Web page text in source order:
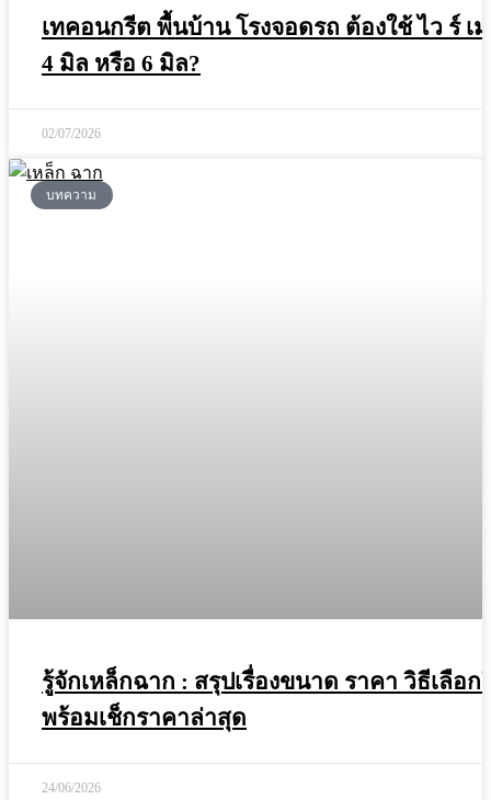
เทคอนกรีต พื้นบ้าน โรงจอดรถ ต้องใช้ ไว ร์ เ
4 มิล หรือ 6 มิล?
02/07/2026
บทความ
รู้จักเหล็กฉาก : สรุปเรื่องขนาด ราคา วิธีเลือก
พร้อมเช็กราคาล่าสุด
24/06/2026